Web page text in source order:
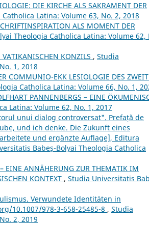
DIE KIRCHE ALS SAKRAMENT DER
Latina: Volume 63, No. 2, 2018
ALS MOMENT DER
Theologia Catholica Latina: Volume 62,
KONZILS , Studia
1, 2018
COMMUNIO-EKK LESIOLOGIE DES
Catholica Latina: Volume 66, No. 1,
PANNENBERGS – EINE
Latina: Volume 62, No. 1, 2017
unui dialog controversat". Prefață de
und ich denke. Die Zukunft eines
und ergänzte Auflage], Editura
Babeș-Bolyai Theologia Catholica
EINE ANNÄHERUNG ZUR THEMATIK IM
KONTEXT , Studia Universitatis
Verwundete Identitäten in
10.1007/978-3-658-25485-8 , Studia
2, 2019